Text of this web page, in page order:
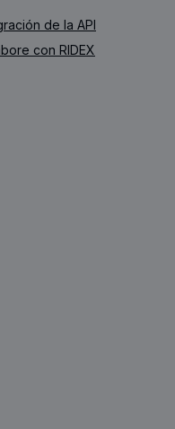
de la API
con RIDEX